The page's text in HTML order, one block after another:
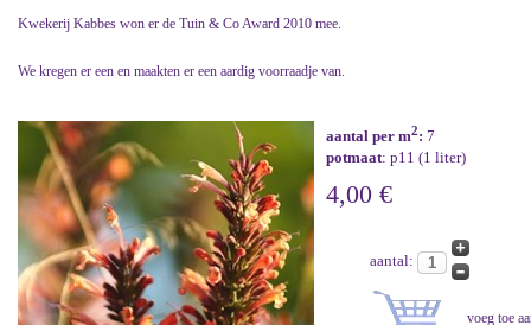
Kwekerij Kabbes won er de Tuin & Co Award 2010 mee.
We kregen er een en maakten er een aardig voorraadje van.
aantal per m2: 7
potmaat: p11 (1 liter)
4,00 €
aantal: